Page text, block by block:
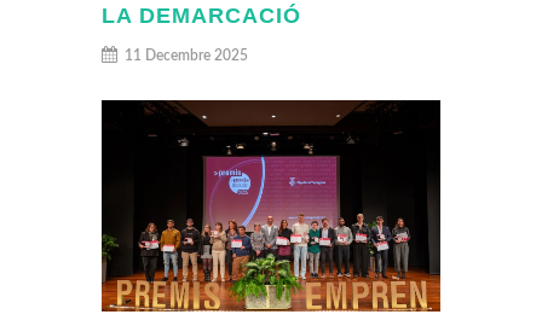
LA DEMARCACIÓ
11 Decembre 2025